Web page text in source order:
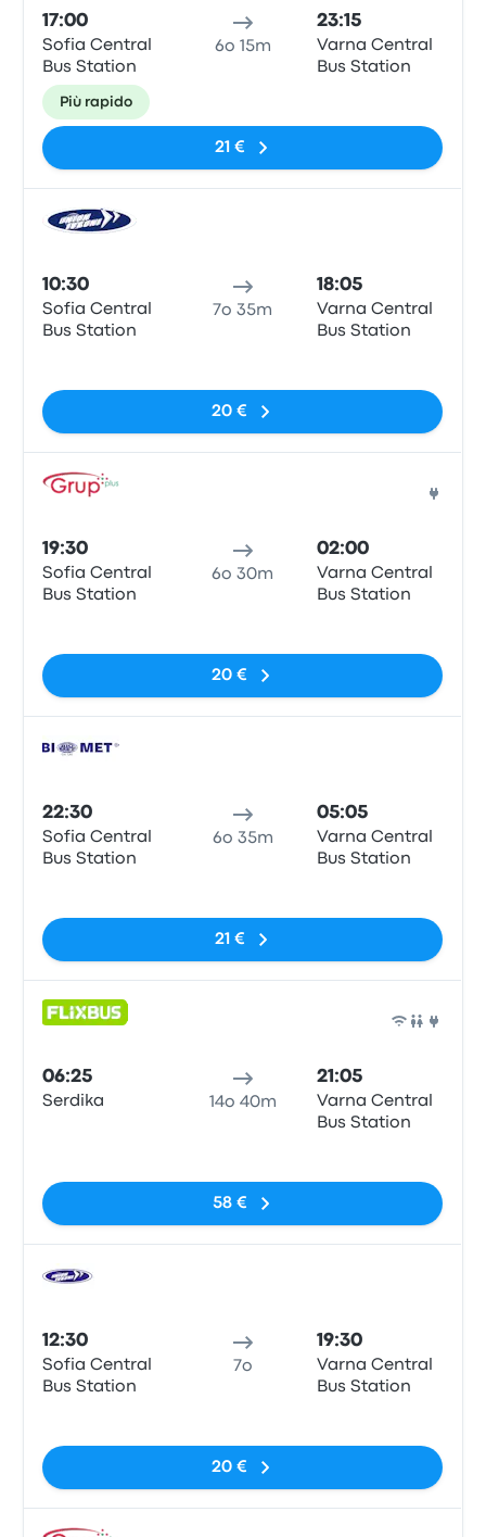
17:00
Sofia Central
Bus Station
6o 15m
23:15
Varna Central
Bus Station
Più rapido
21 €
10:30
Sofia Central
Bus Station
7o 35m
18:05
Varna Central
Bus Station
20 €
19:30
Sofia Central
Bus Station
6o 30m
02:00
Varna Central
Bus Station
20 €
22:30
Sofia Central
Bus Station
6o 35m
05:05
Varna Central
Bus Station
21 €
06:25
Serdika 14o 40m
21:05
Varna Central
Bus Station
58 €
12:30
Sofia Central
Bus Station
7o
19:30
Varna Central
Bus Station
20 €